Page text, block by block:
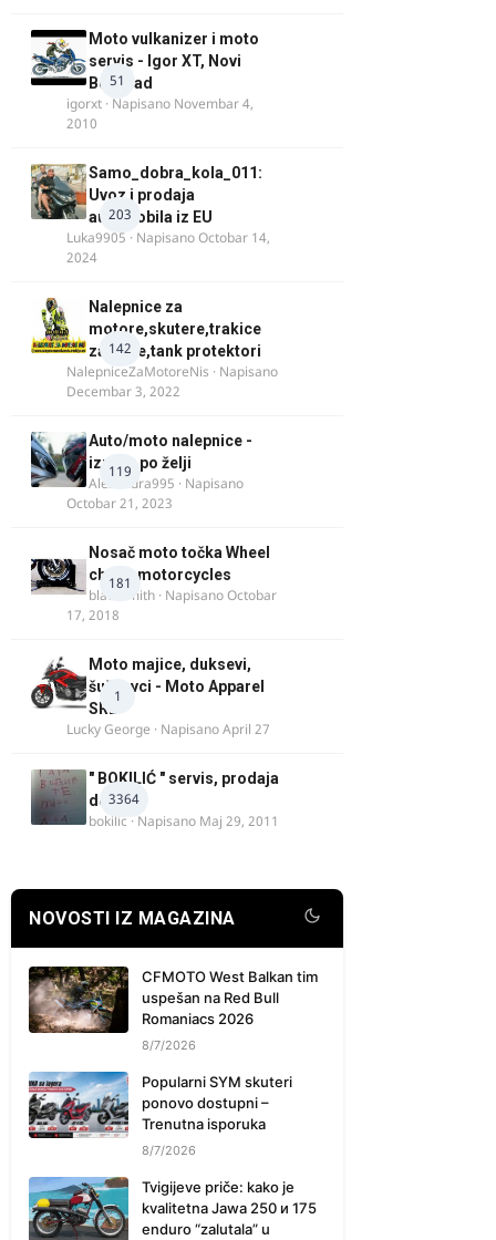
51
Moto vulkanizer i moto
servis - Igor XT, Novi
Beograd
igorxt · Napisano Novembar 4,
2010
203
Samo_dobra_kola_011:
Uvoz i prodaja
automobila iz EU
Luka9905 · NapisanoOctobar 14,
2024
142
Nalepnice za
motore,skutere,trakice
za felne,tank protektori
NalepniceZaMotoreNis · Napisano
Decembar 3, 2022
119
Auto/moto nalepnice -
izrada po želji
Alexandra995 · Napisano
Octobar 21, 2023
181
Nosač moto točka Wheel
chock motorcycles
blacksmith · NapisanoOctobar
17, 2018
1
Moto majice, duksevi,
šuškavci - Moto Apparel
SRB
Lucky George · NapisanoApril 27
3364
" BOKILIĆ " servis, prodaja
delova
bokilic · Napisano Maj 29, 2011
NOVOSTI IZ MAGAZINA
CFMOTO West Balkan tim
uspešan na Red Bull
Romaniacs 2026
8/7/2026
Popularni SYM skuteri
ponovo dostupni –
Trenutna isporuka
8/7/2026
Tvigijeve priče: kako je
kvalitetna Jawa 250 и 175
enduro “zalutala” u